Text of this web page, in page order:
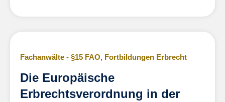
Fachanwälte - §15 FAO, Fortbildungen Erbrecht
Die Europäische
Erbrechtsverordnung in der